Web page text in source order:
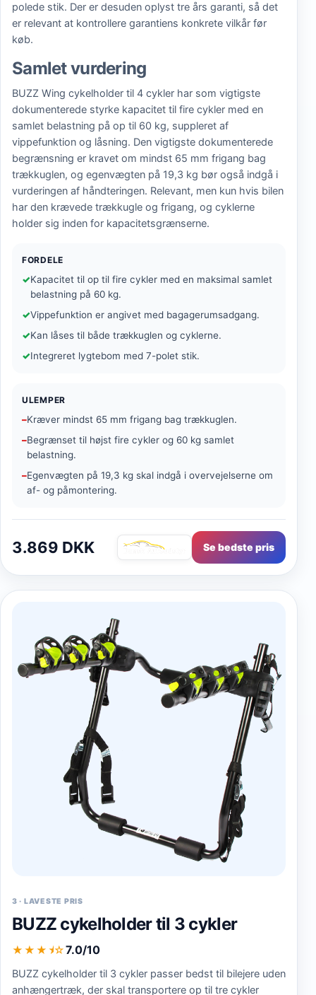
polede stik. Der er desuden oplyst tre års garanti, så det
er relevant at kontrollere garantiens konkrete vilkår før
køb.
Samlet vurdering
BUZZ Wing cykelholder til 4 cykler har som vigtigste
dokumenterede styrke kapacitet til fire cykler med en
samlet belastning på op til 60 kg, suppleret af
vippefunktion og låsning. Den vigtigste dokumenterede
begrænsning er kravet om mindst 65 mm frigang bag
trækkuglen, og egenvægten på 19,3 kg bør også indgå i
vurderingen af håndteringen. Relevant, men kun hvis bilen
har den krævede trækkugle og frigang, og cyklerne
holder sig inden for kapacitetsgrænserne.
FORDELE
Kapacitet til op til fire cykler med en maksimal samlet
belastning på 60 kg.
Vippefunktion er angivet med bagagerumsadgang.
Kan låses til både trækkuglen og cyklerne.
Integreret lygtebom med 7-polet stik.
ULEMPER
Kræver mindst 65 mm frigang bag trækkuglen.
Begrænset til højst fire cykler og 60 kg samlet
belastning.
Egenvægten på 19,3 kg skal indgå i overvejelserne om
af- og påmontering.
3.869 DKK Se bedste pris
3 · LAVESTE PRIS
BUZZ cykelholder til 3 cykler
★★★ ★
☆7.0/10
BUZZ cykelholder til 3 cykler passer bedst til bilejere uden
anhængertræk, der skal transportere op til tre cykler